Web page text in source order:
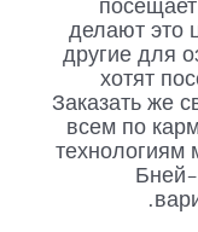
делают это
другие для
хотят
Заказать же
всем по
технологиям
Бней-